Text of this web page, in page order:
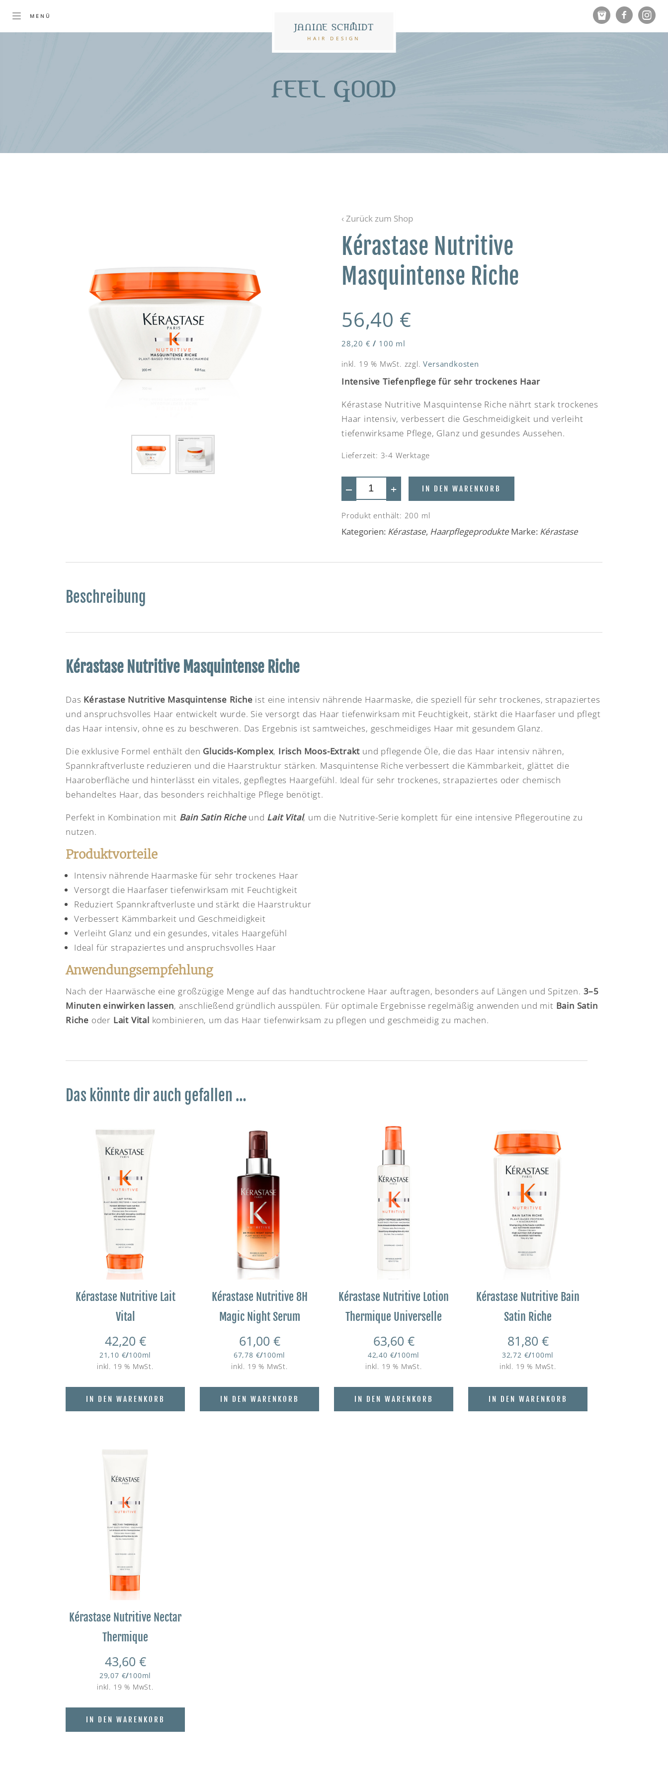
JANINE SCHMIDT
HAIR DESIGN
FEEL GOOD
‹ Zurück zum Shop
Kérastase Nutritive
Masquintense Riche
56,40 €
28,20 € / 100 ml
inkl. 19 % MwSt. zzgl.Versandkosten
Intensive Tiefenpflege für sehr trockenes Haar
Kérastase Nutritive Masquintense Riche nährt stark trockenes
Haar intensiv, verbessert die Geschmeidigkeit und verleiht
tiefenwirksame Pflege, Glanz und gesundes Aussehen.
Lieferzeit: 3-4 Werktage
+
— IN DEN WARENKORB
Produkt enthält: 200 ml
Kategorien: Kérastase, Haarpflegeprodukte Marke: Kérastase
Beschreibung
Kérastase Nutritive Masquintense Riche
Das Kérastase Nutritive Masquintense Riche ist eine intensiv nährende Haarmaske, die speziell für sehr trockenes, strapaziertes
und anspruchsvolles Haar entwickelt wurde. Sie versorgt das Haar tiefenwirksam mit Feuchtigkeit, stärkt die Haarfaser und pflegt
das Haar intensiv, ohne es zu beschweren. Das Ergebnis ist samtweiches, geschmeidiges Haar mit gesundem Glanz.
Die exklusive Formel enthält den Glucids-Komplex, Irisch Moos-Extrakt und pflegende Öle, die das Haar intensiv nähren,
Spannkraftverluste reduzieren und die Haarstruktur stärken. Masquintense Riche verbessert die Kämmbarkeit, glättet die
Haaroberfläche und hinterlässt ein vitales, gepflegtes Haargefühl. Ideal für sehr trockenes, strapaziertes oder chemisch
behandeltes Haar, das besonders reichhaltige Pflege benötigt.
Perfekt in Kombination mit Bain Satin Richeund Lait Vital, um die Nutritive-Serie komplett für eine intensive Pflegeroutine zu
nutzen.
Produktvorteile
Intensiv nährende Haarmaske für sehr trockenes Haar
Versorgt die Haarfaser tiefenwirksam mit Feuchtigkeit
Reduziert Spannkraftverluste und stärkt die Haarstruktur
Verbessert Kämmbarkeit und Geschmeidigkeit
Verleiht Glanz und ein gesundes, vitales Haargefühl
Ideal für strapaziertes und anspruchsvolles Haar
Anwendungsempfehlung
Nach der Haarwäsche eine großzügige Menge auf das handtuchtrockene Haar auftragen, besonders auf Längen und Spitzen. 3–5
Minuten einwirken lassen, anschließend gründlich ausspülen. Für optimale Ergebnisse regelmäßig anwenden und mit Bain Satin
Riche oder Lait Vital kombinieren, um das Haar tiefenwirksam zu pflegen und geschmeidig zu machen.
Das könnte dir auch gefallen …
Kérastase Nutritive Lait
Vital
42,20 €
21,10 €/100ml
inkl. 19 % MwSt.
IN DEN WARENKORB
Kérastase Nutritive 8H
Magic Night Serum
61,00 €
67,78 €/100ml
inkl. 19 % MwSt.
IN DEN WARENKORB
Kérastase Nutritive Lotion
Thermique Universelle
63,60 €
42,40 €/100ml
inkl. 19 % MwSt.
IN DEN WARENKORB
Kérastase Nutritive Bain
Satin Riche
81,80 €
32,72 €/100ml
inkl. 19 % MwSt.
IN DEN WARENKORB
Kérastase Nutritive Nectar
Thermique
43,60 €
29,07 €/100ml
inkl. 19 % MwSt.
IN DEN WARENKORB